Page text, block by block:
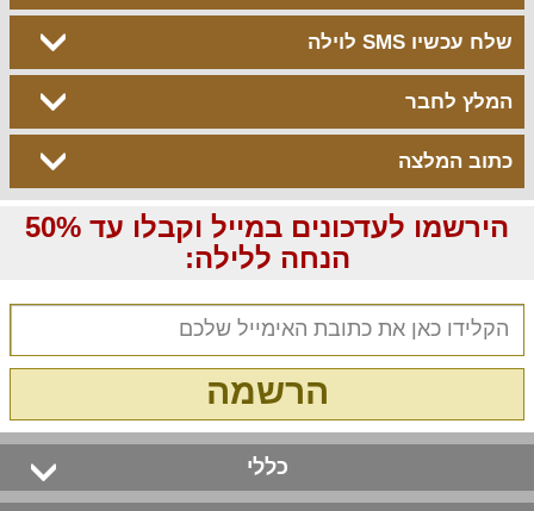
שלח עכשיו SMS לוילה
המלץ לחבר
כתוב המלצה
הירשמו לעדכונים במייל וקבלו עד 50%
הנחה ללילה:
הרשמה
כללי